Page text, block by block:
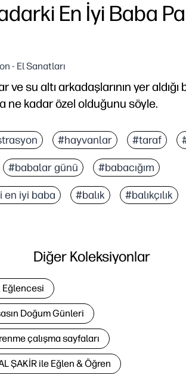
En İyi Baba
- El Sanatları
ve su altı arkadaşlarının yer aldığı
ne kadar özel olduğunu söyle.
#hayvanlar #taraf
#babalar günü #babacığım
en iyi baba #balık #balıkçılık
Diğer Koleksiyonlar
Eğlencesi
Doğum Günleri
çalışma sayfaları
ŞAKİR ile Eğlen & Öğren